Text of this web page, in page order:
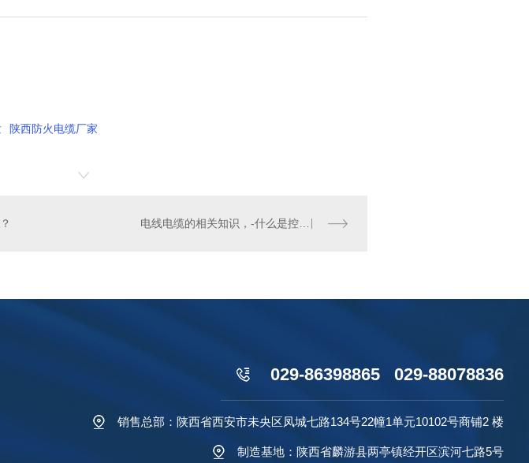
陕西防火电缆厂家
电线电缆的相关知识，-什么是控制电缆？
029-86398865 029-88078836
销售总部：陕西省西安市未央区凤城七路134号22幢1单元10102号商铺2 楼
制造基地：陕西省麟游县两亭镇经开区滨河七路5号